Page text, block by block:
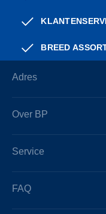
BREED
Adres
Over BP
Service
FAQ